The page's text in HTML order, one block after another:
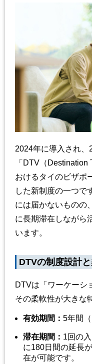
2024年に導入され、
「DTV（
おけるタイのビザポ
した新制度の一つで
には届かないものの
に長期滞在しながら
います。
DTVの制度設計
DTVは「ワーケーシ
その柔軟性が大きな
有効期間 ： 5年間
滞在期間 ： 1回の
に180日間の延長
在が可能です。